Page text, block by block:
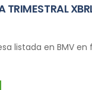
listada en BMV en